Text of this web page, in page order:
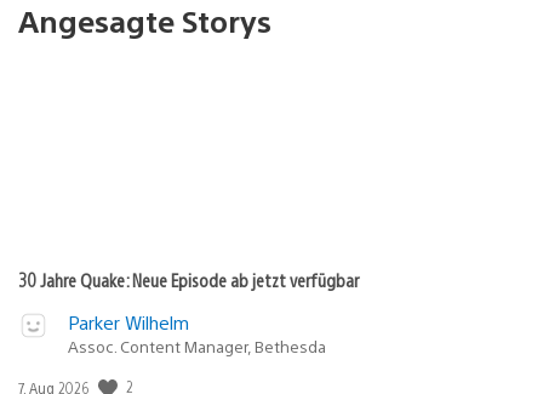
Angesagte Storys
30 Jahre Quake: Neue Episode ab jetzt verfügbar
Parker Wilhelm
Assoc. Content Manager, Bethesda
Veröffentlichungsdatum:
7. Aug 2026 2